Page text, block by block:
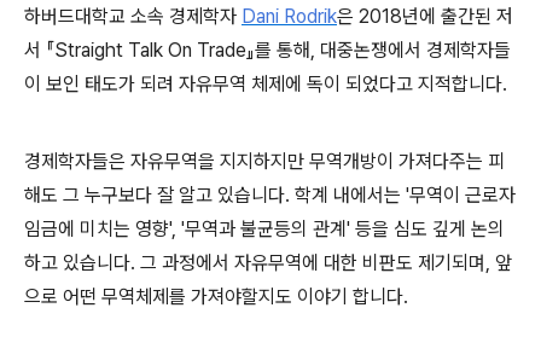
하버드대학교 소속 경제학자 Dani Rodrik은 2018년에 출간된 저
서 『Straight Talk On Trade』를 통해, 대중논쟁에서 경제학자들
이 보인 태도가 되려 자유무역 체제에 독이 되었다고 지적합니다.
경제학자들은 자유무역을 지지하지만 무역개방이 가져다주는 피
해도 그 누구보다 잘 알고 있습니다. 학계 내에서는 '무역이 근로자
임금에 미치는 영향', '무역과 불균등의 관계' 등을 심도 깊게 논의
하고 있습니다. 그 과정에서 자유무역에 대한 비판도 제기되며, 앞
으로 어떤 무역체제를 가져야할지도 이야기 합니다.